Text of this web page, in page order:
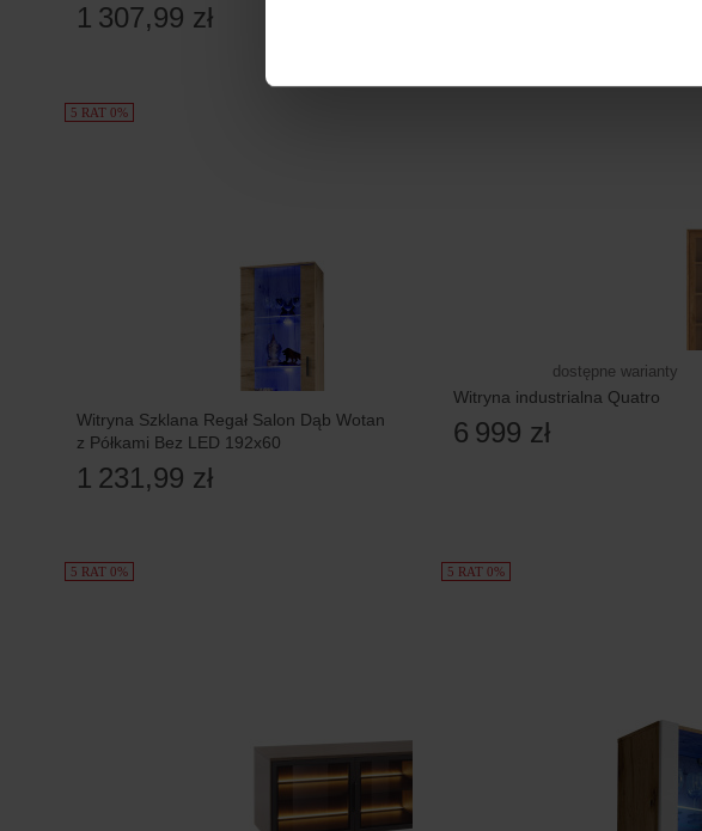
1 307,99 zł
5 RAT 0%
Witryna Szklana Regał Salon Dąb Wotan
z Półkami Bez LED 192x60
1 231,99 zł
dostępne warianty
Witryna industrialna Quatro
6 999 zł
5 RAT 0% 5 RAT 0%